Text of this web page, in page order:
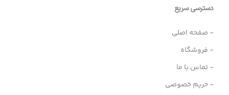
دسترسی سریع
- صفحه اصلی
- فروشگاه
- تماس با ما
- حریم خصوصی